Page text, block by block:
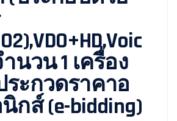
ำนวน 1 เครื่อง
ะกวดราคาอ
กส์ (e-bidding)